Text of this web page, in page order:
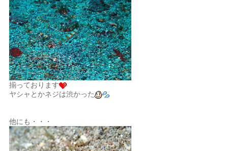
揃っております
ヤシャとかネジは渋かった
他にも・・・